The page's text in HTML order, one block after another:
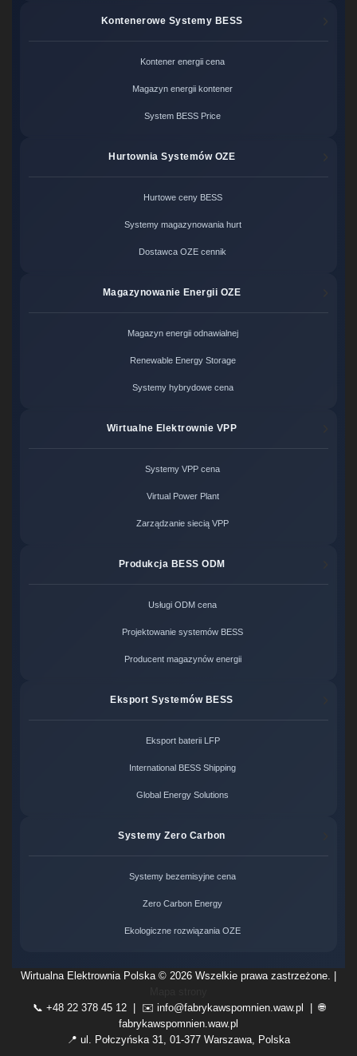
Kontenerowe Systemy BESS
Kontener energii cena
Magazyn energii kontener
System BESS Price
Hurtownia Systemów OZE
Hurtowe ceny BESS
Systemy magazynowania hurt
Dostawca OZE cennik
Magazynowanie Energii OZE
Magazyn energii odnawialnej
Renewable Energy Storage
Systemy hybrydowe cena
Wirtualne Elektrownie VPP
Systemy VPP cena
Virtual Power Plant
Zarządzanie siecią VPP
Produkcja BESS ODM
Usługi ODM cena
Projektowanie systemów BESS
Producent magazynów energii
Eksport Systemów BESS
Eksport baterii LFP
International BESS Shipping
Global Energy Solutions
Systemy Zero Carbon
Systemy bezemisyjne cena
Zero Carbon Energy
Ekologiczne rozwiązania OZE
Wirtualna Elektrownia Polska © 2026 Wszelkie prawa zastrzeżone. |
📞 +48 22 378 45 12 | ✉️ info@fabrykawspomnien.waw.pl | 🌐
fabrykawspomnien.waw.pl
📍 ul. Połczyńska 31, 01-377 Warszawa, Polska